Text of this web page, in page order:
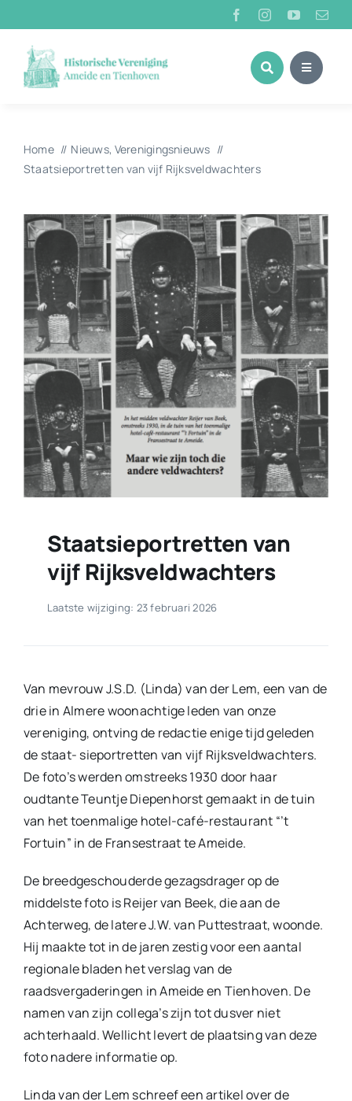
naar
inhoud
Home Nieuws Verenigingsnieuws
Staatsieportretten van vijf Rijksveldwachters
Staatsieportretten van
vijf Rijksveldwachters
Laatste wijziging: 23 februari 2026
Van mevrouw J.S.D. (Linda) van der Lem, een van de
drie in Almere woonachtige leden van onze
vereniging, ontving de redactie enige tijd geleden
de staat- sieportretten van vijf Rijksveldwachters.
De foto’s werden omstreeks 1930 door haar
oudtante Teuntje Diepenhorst gemaakt in de tuin
van het toenmalige hotel-café-restaurant “’t
Fortuin” in de Fransestraat te Ameide.
De breedgeschouderde gezagsdrager op de
middelste foto is Reijer van Beek, die aan de
Achterweg, de latere J.W. van Puttestraat, woonde.
Hij maakte tot in de jaren zestig voor een aantal
regionale bladen het verslag van de
raadsvergaderingen in Ameide en Tienhoven. De
namen van zijn collega’s zijn tot dusver niet
achterhaald. Wellicht levert de plaatsing van deze
foto nadere informatie op.
Linda van der Lem schreef een artikel over de